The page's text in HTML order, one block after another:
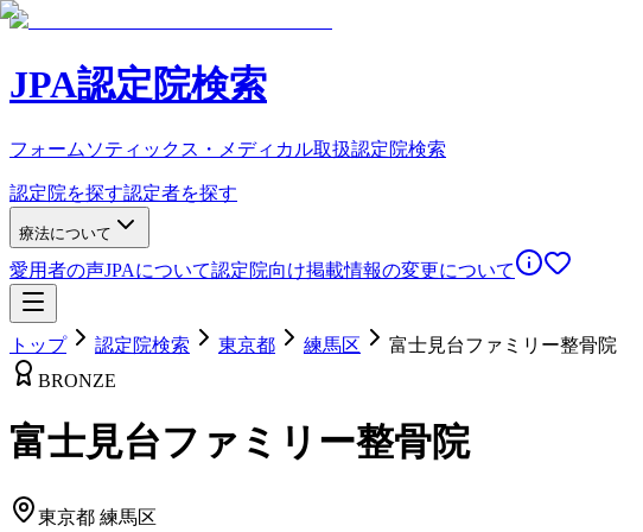
JPA認定院検索
フォームソティックス・メディカル取扱認定院検索
認定院を探す認定者を探す
療法について
愛用者の声JPAについて認定院向け掲載情報の変更について
トップ 認定院検索 東京都 練馬区
富士見台ファミリー整骨院
BRONZE
富士見台ファミリー整骨院
東京都 練馬区